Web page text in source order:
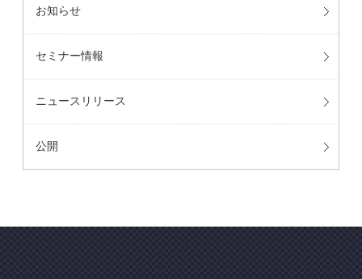
お知らせ
セミナー情報
ニュースリリース
公開